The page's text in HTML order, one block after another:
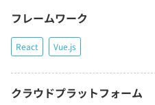
フレームワーク
React Vue.js
クラウドプラットフォーム